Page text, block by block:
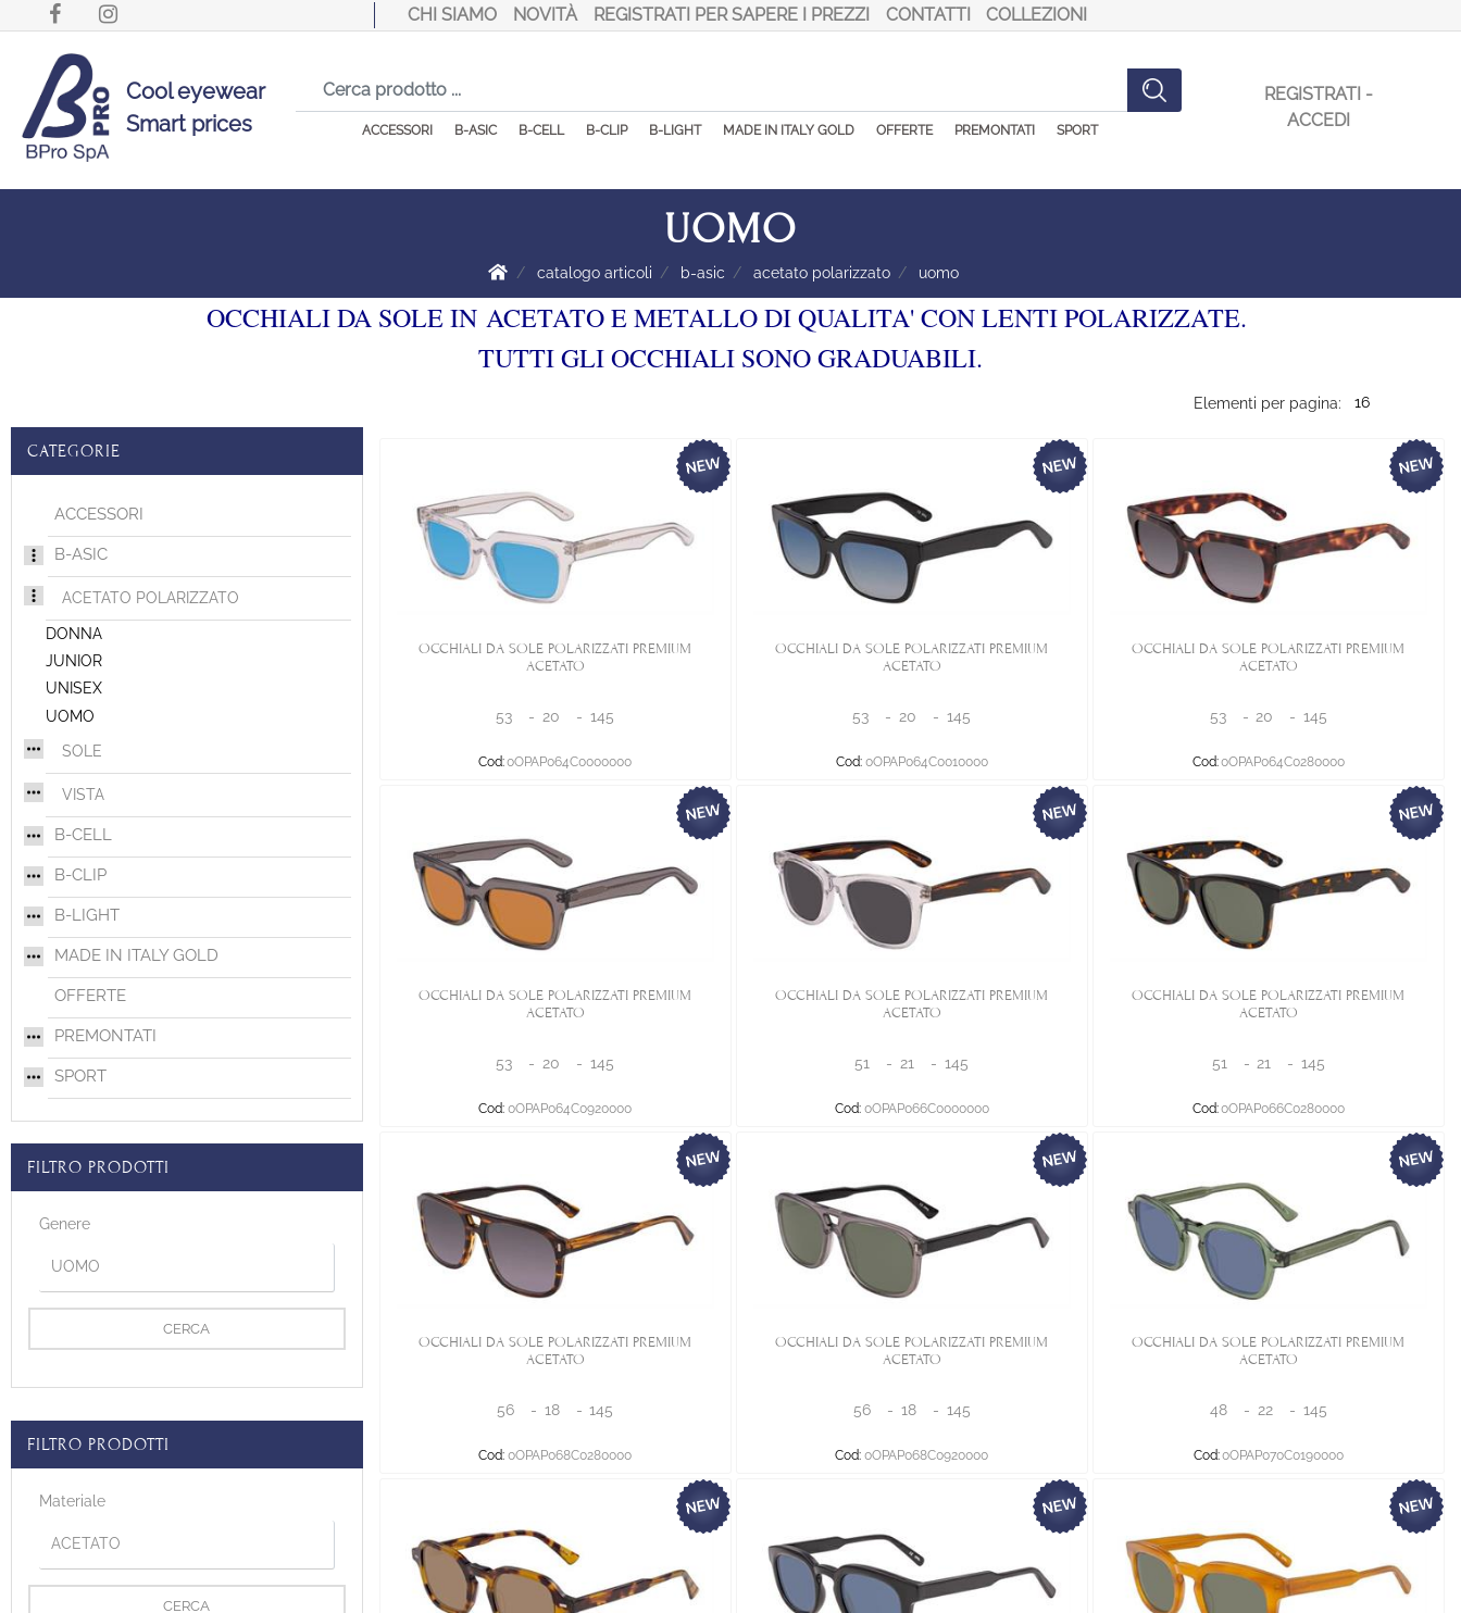
CHI SIAMO NOVITÀ REGISTRATI PER SAPERE I PREZZI CONTATTI COLLEZIONI
Cool eyewear
Smart prices
ACCESSORI B-ASIC B-CELL B-CLIP B-LIGHT MADE IN ITALY GOLD OFFERTE PREMONTATI SPORT
REGISTRATI -
ACCEDI
UOMO
catalogo articoli b-asic acetato polarizzato uomo
OCCHIALI DA SOLE IN ACETATO E METALLO DI QUALITA' CON LENTI POLARIZZATE.
TUTTI GLI OCCHIALI SONO GRADUABILI.
CATEGORIE
ACCESSORI
B-ASIC
ACETATO POLARIZZATO
DONNA
JUNIOR
UNISEX
UOMO
SOLE
VISTA
B-CELL
B-CLIP
B-LIGHT
MADE IN ITALY GOLD
OFFERTE
PREMONTATI
SPORT
FILTRO PRODOTTI
Genere
FILTRO PRODOTTI
Materiale
Elementi per pagina:
OCCHIALI DA SOLE POLARIZZATI PREMIUM
ACETATO
53 - 20 - 145
Cod:0OPAP064C0000000
OCCHIALI DA SOLE POLARIZZATI PREMIUM
ACETATO
53 - 20 - 145
Cod: 0OPAP064C0010000
OCCHIALI DA SOLE POLARIZZATI PREMIUM
ACETATO
53 - 20 - 145
Cod:0OPAP064C0280000
OCCHIALI DA SOLE POLARIZZATI PREMIUM
ACETATO
53 - 20 - 145
Cod: 0OPAP064C0920000
OCCHIALI DA SOLE POLARIZZATI PREMIUM
ACETATO
51 - 21 - 145
Cod: 0OPAP066C0000000
OCCHIALI DA SOLE POLARIZZATI PREMIUM
ACETATO
51 - 21 - 145
Cod:0OPAP066C0280000
OCCHIALI DA SOLE POLARIZZATI PREMIUM
ACETATO
56 - 18 - 145
Cod: 0OPAP068C0280000
OCCHIALI DA SOLE POLARIZZATI PREMIUM
ACETATO
56 - 18 - 145
Cod: 0OPAP068C0920000
OCCHIALI DA SOLE POLARIZZATI PREMIUM
ACETATO
48 - 22 - 145
Cod:0OPAP070C0190000